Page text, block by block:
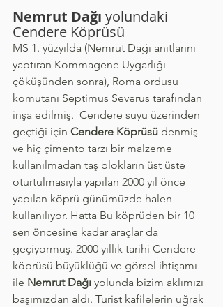
Nemrut Dağı yolundaki
Cendere Köprüsü
MS 1. yüzyılda (Nemrut Dağı anıtlarını
yaptıran Kommagene Uygarlığı
çöküşünden sonra), Roma ordusu
komutanı Septimus Severus tarafından
inşa edilmiş.  Cendere suyu üzerinden
geçtiği için Cendere Köprüsü denmiş
ve hiç çimento tarzı bir malzeme
kullanılmadan taş blokların üst üste
oturtulmasıyla yapılan 2000 yıl önce
yapılan köprü günümüzde halen
kullanılıyor. Hatta Bu köprüden bir 10
sen öncesine kadar araçlar da
geçiyormuş. 2000 yıllık tarihi Cendere
köprüsü büyüklüğü ve görsel ihtişamı
ile Nemrut Dağı yolunda bizim aklımızı
başımızdan aldı. Turist kafilelerin uğrak